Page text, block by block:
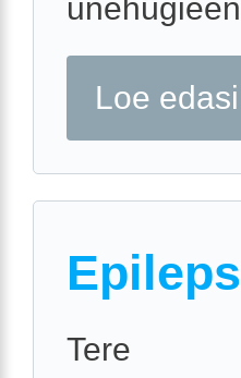
Loe edasi
Tere